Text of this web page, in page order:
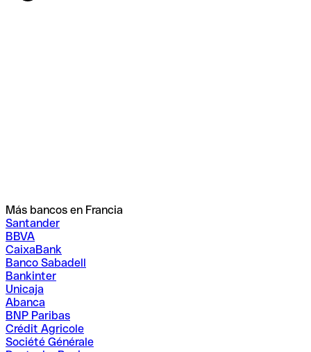
Más bancos en Francia
Santander
BBVA
CaixaBank
Banco Sabadell
Bankinter
Unicaja
Abanca
BNP Paribas
Crédit Agricole
Société Générale